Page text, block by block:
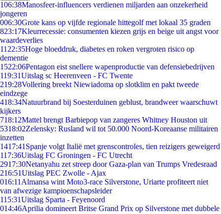
106:38Manosfeer-influencers verdienen miljarden aan onzekerheid
jongeren
006:30Grote kans op vijfde regionale hittegolf met lokaal 35 graden
823:17Kleurrecessie: consumenten kiezen grijs en beige uit angst voor
waardeverlies
11 22:35Hoge bloeddruk, diabetes en roken vergroten risico op
dementie
1522:06Pentagon eist snellere wapenproductie van defensiebedrijven
119:31Uitslag sc Heerenveen - FC Twente
219:28Vollering breekt Niewiadoma op slotklim en pakt tweede
eindzege
418:34Natuurbrand bij Soesterduinen geblust, brandweer waarschuwt
kijkers
718:12Mattel brengt Barbiepop van zangeres Whitney Houston uit
5318:02Zelensky: Rusland wil tot 50.000 Noord-Koreaanse militairen
inzetten
1417:41 Spanje volgt Italië met grenscontroles, tien reizigers geweigerd
117:36Uitslag FC Groningen - FC Utrecht
2917:30Netanyahu zet streep door Gaza-plan van Trumps Vredesraad
216:51Uitslag PEC Zwolle - Ajax
016:11 Almansa wint Moto3-race Silverstone, Uriarte profiteert niet
van afwezige kampioenschapsleider
115:31Uitslag Sparta - Feyenoord
014:46Aprilia domineert Britse Grand Prix op Silverstone met dubbele